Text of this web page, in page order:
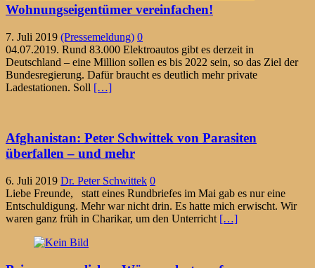
Wohnungseigentümer vereinfachen!
7. Juli 2019 (Pressemeldung) 0
04.07.2019. Rund 83.000 Elektroautos gibt es derzeit in
Deutschland – eine Million sollen es bis 2022 sein, so das Ziel der
Bundesregierung. Dafür braucht es deutlich mehr private
Ladestationen. Soll […]
Afghanistan: Peter Schwittek von Parasiten
überfallen – und mehr
6. Juli 2019 Dr. Peter Schwittek 0
Liebe Freunde, statt eines Rundbriefes im Mai gab es nur eine
Entschuldigung. Mehr war nicht drin. Es hatte mich erwischt. Wir
waren ganz früh in Charikar, um den Unterricht […]